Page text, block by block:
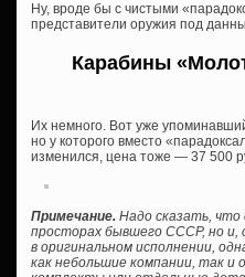
Ну, вроде бы с чистыми
представители оружия под
Карабины
Их немного. Вот уже
но у которого вместо
изменился, цена тоже — 37 500
Примечание. Надо сказать, что
просторах бывшего СССР, но и,
в оригинальном исполнении,
как небольшие компании, так и